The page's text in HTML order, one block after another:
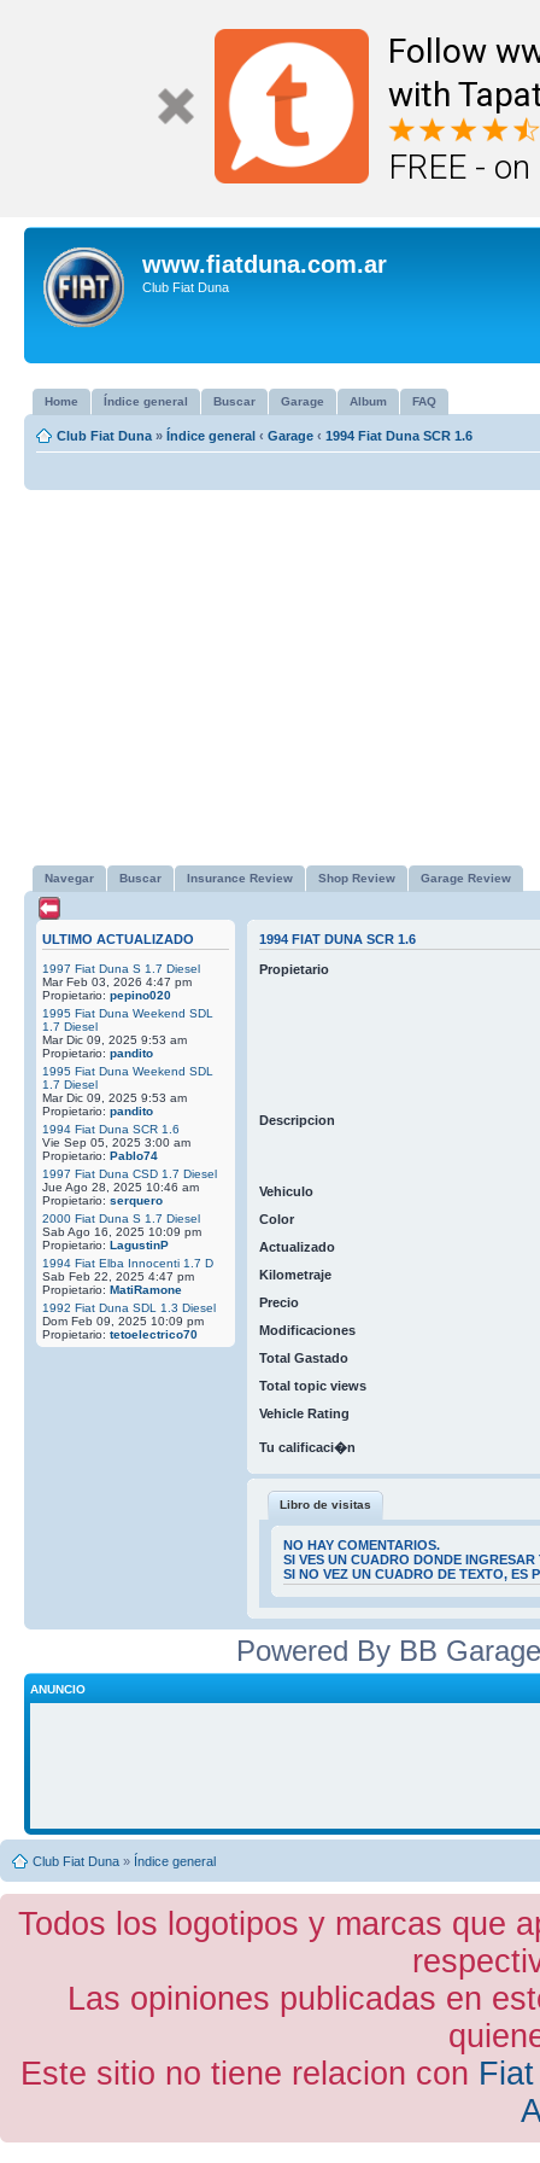
Follow
with
FREE -
www.fiatduna.com.ar
Club Fiat Duna
Home Índice general Buscar Garage Album FAQ
Club Fiat Duna » Índice general ‹ Garage ‹ 1994 Fiat Duna SCR 1.6
Navegar Buscar Insurance Review Shop Review Garage Review
ULTIMO ACTUALIZADO
1997 Fiat Duna S 1.7 Diesel
Mar Feb 03, 2026 4:47 pm
Propietario: pepino020
1995 Fiat Duna Weekend SDL
1.7 Diesel
Mar Dic 09, 2025 9:53 am
Propietario: pandito
1995 Fiat Duna Weekend SDL
1.7 Diesel
Mar Dic 09, 2025 9:53 am
Propietario: pandito
1994 Fiat Duna SCR 1.6
Vie Sep 05, 2025 3:00 am
Propietario: Pablo74
1997 Fiat Duna CSD 1.7 Diesel
Jue Ago 28, 2025 10:46 am
Propietario: serquero
2000 Fiat Duna S 1.7 Diesel
Sab Ago 16, 2025 10:09 pm
Propietario: LagustinP
1994 Fiat Elba Innocenti 1.7 D
Sab Feb 22, 2025 4:47 pm
Propietario: MatiRamone
1992 Fiat Duna SDL 1.3 Diesel
Dom Feb 09, 2025 10:09 pm
Propietario: tetoelectrico70
1994 FIAT DUNA SCR 1.6
Propietario
Descripcion
Vehiculo
Color
Actualizado
Kilometraje
Precio
Modificaciones
Total Gastado
Total topic views
Vehicle Rating
Tu calificaci�n
Libro de visitas
NO HAY COMENTARIOS.
SI VES UN CUADRO DONDE
SI NO VEZ UN CUADRO DE TEXTO, ES
Powered By BB
ANUNCIO
Club Fiat Duna » Índice general
Todos los logotipos y marcas que
Las opiniones publicadas en
Este sitio no tiene relacion con